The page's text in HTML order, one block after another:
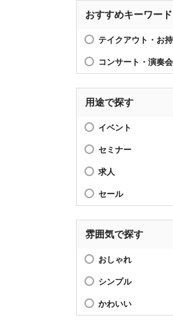
おすすめキーワード
テイクアウト・お
コンサート・演奏会
用途で探す
イベント
セミナー
求人
セール
雰囲気で探す
おしゃれ
シンプル
かわいい